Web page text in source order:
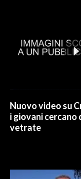
Nuovo video su
i giovani cercano
vetrate